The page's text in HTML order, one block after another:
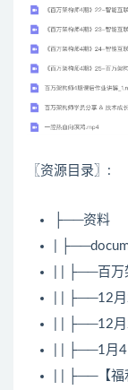
〖资源目录〗:
├──资料
|
| | ├──百万
| | ├──12
| | ├──12
| | ├──1月
| | ├──【福